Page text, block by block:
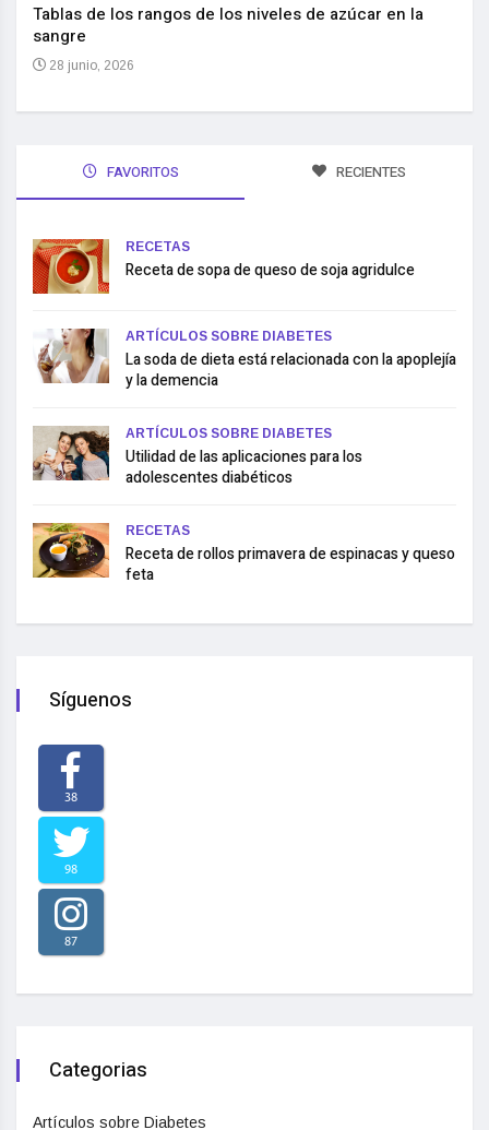
Tablas de los rangos de los niveles de azúcar en la
sangre
28 junio, 2026
FAVORITOS RECIENTES
RECETAS
Receta de sopa de queso de soja agridulce
ARTÍCULOS SOBRE DIABETES
La soda de dieta está relacionada con la apoplejía
y la demencia
ARTÍCULOS SOBRE DIABETES
Utilidad de las aplicaciones para los
adolescentes diabéticos
RECETAS
Receta de rollos primavera de espinacas y queso
feta
Síguenos
38
98
87
Categorias
Artículos sobre Diabetes